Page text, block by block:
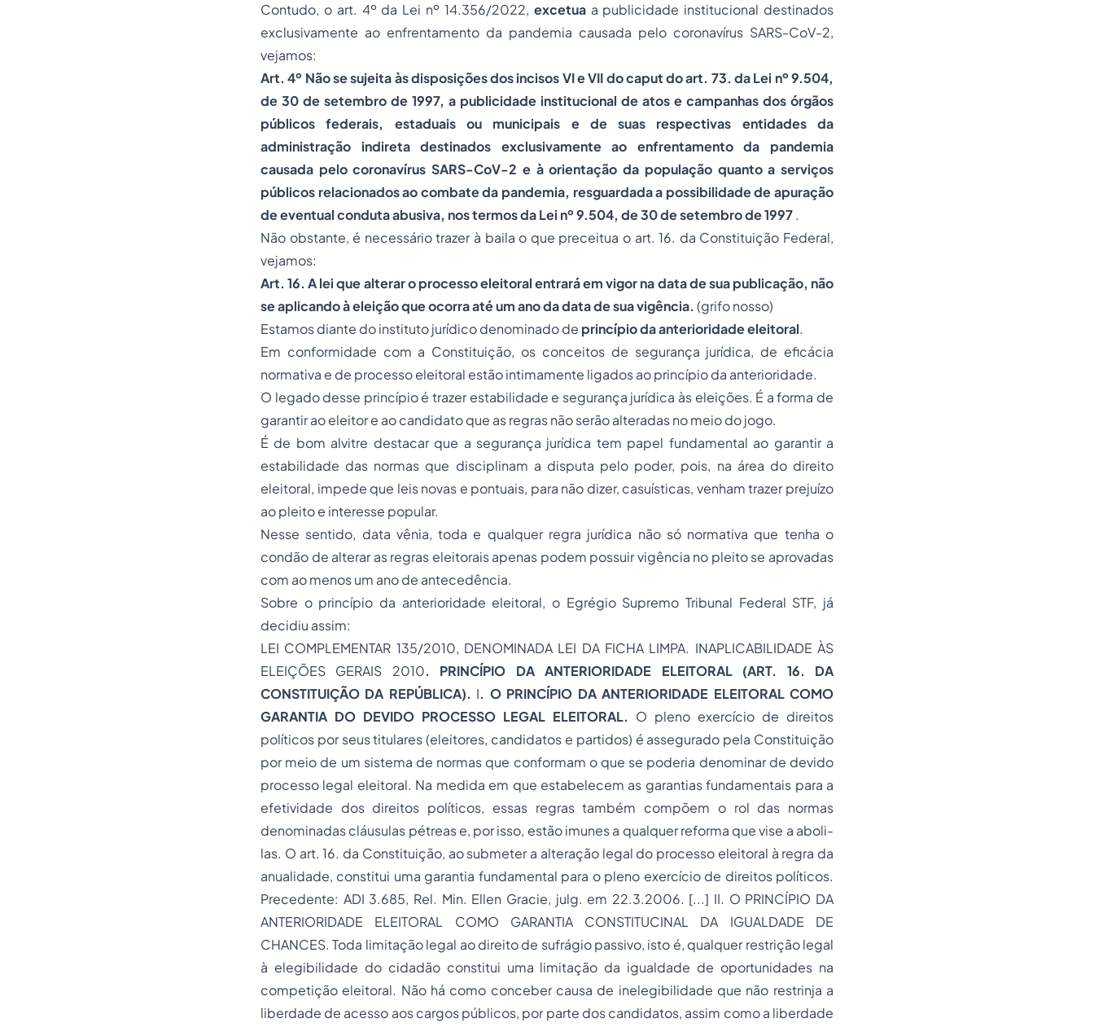
Contudo, o art. 4º da Lei nº 14.356/2022, excetuaa publicidade institucional destinados
exclusivamente ao enfrentamento da pandemia causada pelo coronavírus SARS-CoV-2,
vejamos:
Art. 4º Não se sujeita às disposições dos incisos VI e VII do caput do art. 73. da Lei nº 9.504,
de 30 de setembro de 1997, a publicidade institucional de atos e campanhas dos órgãos
públicos federais, estaduais ou municipais e de suas respectivas entidades da
administração indireta destinados exclusivamente ao enfrentamento da pandemia
causada pelo coronavírus SARS-CoV-2 e à orientação da população quanto a serviços
públicos relacionados ao combate da pandemia, resguardada a possibilidade de apuração
de eventual conduta abusiva, nos termos da Lei nº 9.504, de 30 de setembro de 1997.
Não obstante, é necessário trazer à baila o que preceitua o art. 16. da Constituição Federal,
vejamos:
Art. 16. A lei que alterar o processo eleitoral entrará em vigor na data de sua publicação, não
se aplicando à eleição que ocorra até um ano da data de sua vigência. (grifo nosso)
Estamos diante do instituto jurídico denominado de princípio da anterioridade eleitoral.
Em conformidade com a Constituição, os conceitos de segurança jurídica, de eficácia
normativa e de processo eleitoral estão intimamente ligados ao princípio da anterioridade.
O legado desse princípio é trazer estabilidade e segurança jurídica às eleições. É a forma de
garantir ao eleitor e ao candidato que as regras não serão alteradas no meio do jogo.
É de bom alvitre destacar que a segurança jurídica tem papel fundamental ao garantir a
estabilidade das normas que disciplinam a disputa pelo poder, pois, na área do direito
eleitoral, impede que leis novas e pontuais, para não dizer, casuísticas, venham trazer prejuízo
ao pleito e interesse popular.
Nesse sentido, data vênia, toda e qualquer regra jurídica não só normativa que tenha o
condão de alterar as regras eleitorais apenas podem possuir vigência no pleito se aprovadas
com ao menos um ano de antecedência.
Sobre o princípio da anterioridade eleitoral, o Egrégio Supremo Tribunal Federal STF, já
decidiu assim:
LEI COMPLEMENTAR 135/2010, DENOMINADA LEI DA FICHA LIMPA. INAPLICABILIDADE ÀS
ELEIÇÕES GERAIS 2010. PRINCÍPIO DA ANTERIORIDADE ELEITORAL (ART. 16. DA
CONSTITUIÇÃO DA REPÚBLICA). I. O PRINCÍPIO DA ANTERIORIDADE ELEITORAL COMO
GARANTIA DO DEVIDO PROCESSO LEGAL ELEITORAL. O pleno exercício de direitos
políticos por seus titulares (eleitores, candidatos e partidos) é assegurado pela Constituição
por meio de um sistema de normas que conformam o que se poderia denominar de devido
processo legal eleitoral. Na medida em que estabelecem as garantias fundamentais para a
efetividade dos direitos políticos, essas regras também compõem o rol das normas
denominadas cláusulas pétreas e, por isso, estão imunes a qualquer reforma que vise a aboli-
las. O art. 16. da Constituição, ao submeter a alteração legal do processo eleitoral à regra da
anualidade, constitui uma garantia fundamental para o pleno exercício de direitos políticos.
Precedente: ADI 3.685, Rel. Min. Ellen Gracie, julg. em 22.3.2006. [...] II. O PRINCÍPIO DA
ANTERIORIDADE ELEITORAL COMO GARANTIA CONSTITUCINAL DA IGUALDADE DE
CHANCES. Toda limitação legal ao direito de sufrágio passivo, isto é, qualquer restrição legal
à elegibilidade do cidadão constitui uma limitação da igualdade de oportunidades na
competição eleitoral. Não há como conceber causa de inelegibilidade que não restrinja a
liberdade de acesso aos cargos públicos, por parte dos candidatos, assim como a liberdade